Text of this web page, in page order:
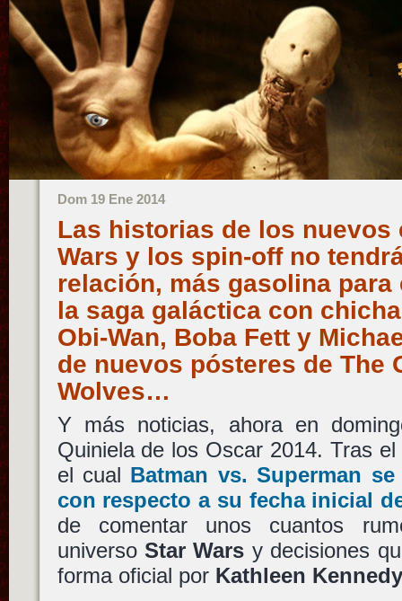
Dom 19 Ene 2014
Las historias de los nuevos
Wars y los spin-off no
relación, más gasolina
la saga galáctica con
Obi-Wan, Boba Fett y
de nuevos pósteres de The
Wolves…
Y más noticias, ahora en
Quiniela de los Oscar 2014. Tras el
el cual Batman vs. Superman
con respecto a su fecha inicial
de comentar unos cuantos
universo Star Wars y decisiones
forma oficial por Kathleen Kennedy